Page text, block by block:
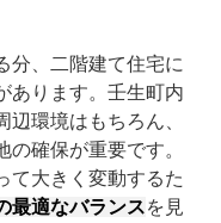
分、二階建て住宅に
あります。壬生町内
環境はもちろん、
確保が重要です。
て大きく変動するた
最適なバランスを見